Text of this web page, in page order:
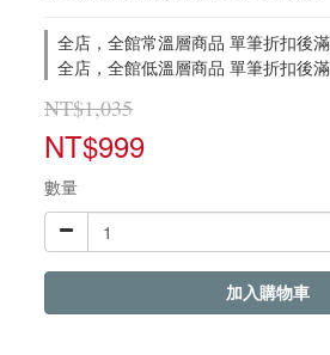
全店，全館常溫層商品 單筆折扣後
全店，全館低溫層商品 單筆折扣後
NT$1,035
NT$999
數量
加入購物車